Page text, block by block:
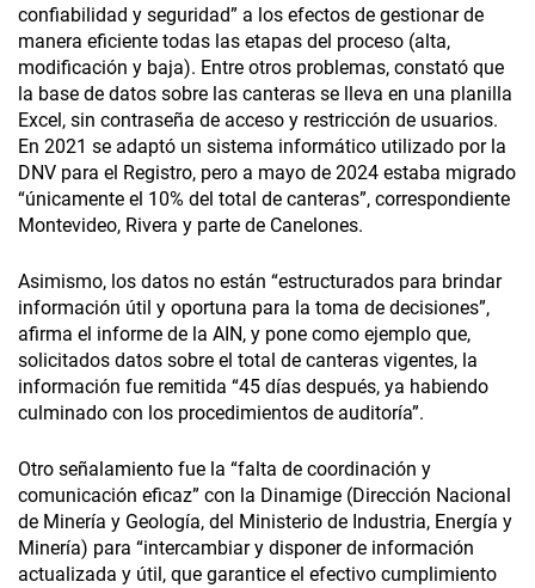
confiabilidad y seguridad” a los efectos de gestionar de
manera eficiente todas las etapas del proceso (alta,
modificación y baja). Entre otros problemas, constató que
la base de datos sobre las canteras se lleva en una planilla
Excel, sin contraseña de acceso y restricción de usuarios.
En 2021 se adaptó un sistema informático utilizado por la
DNV para el Registro, pero a mayo de 2024 estaba migrado
“únicamente el 10% del total de canteras”, correspondiente
Montevideo, Rivera y parte de Canelones.
Asimismo, los datos no están “estructurados para brindar
información útil y oportuna para la toma de decisiones”,
afirma el informe de la AIN, y pone como ejemplo que,
solicitados datos sobre el total de canteras vigentes, la
información fue remitida “45 días después, ya habiendo
culminado con los procedimientos de auditoría”.
Otro señalamiento fue la “falta de coordinación y
comunicación eficaz” con la Dinamige (Dirección Nacional
de Minería y Geología, del Ministerio de Industria, Energía y
Minería) para “intercambiar y disponer de información
actualizada y útil, que garantice el efectivo cumplimiento